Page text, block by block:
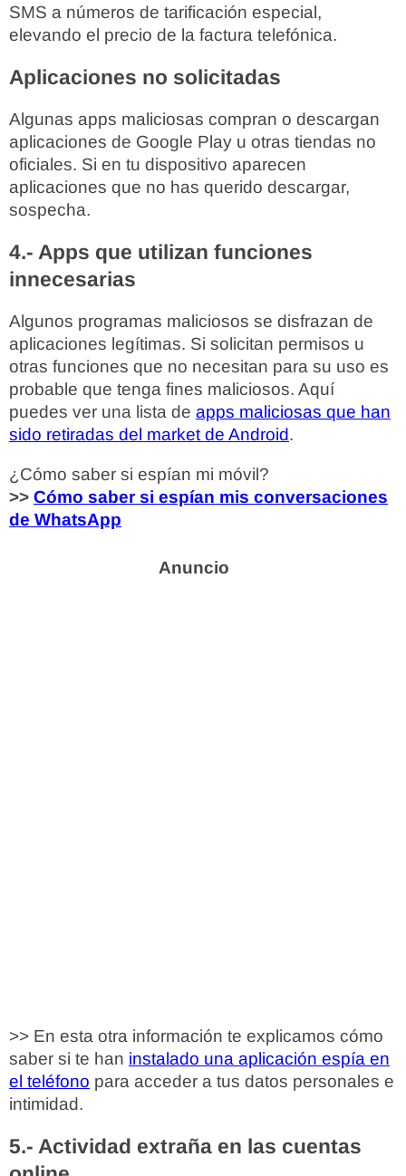
SMS a números de tarificación especial,
elevando el precio de la factura telefónica.
Aplicaciones no solicitadas
Algunas apps maliciosas compran o descargan
aplicaciones de Google Play u otras tiendas no
oficiales. Si en tu dispositivo aparecen
aplicaciones que no has querido descargar,
sospecha.
4.- Apps que utilizan funciones
innecesarias
Algunos programas maliciosos se disfrazan de
aplicaciones legítimas. Si solicitan permisos u
otras funciones que no necesitan para su uso es
probable que tenga fines maliciosos. Aquí
puedes ver una lista de apps maliciosas que han
sido retiradas del market de Android.
¿Cómo saber si espían mi móvil?
>> Cómo saber si espían mis conversaciones
de WhatsApp
>> En esta otra información te explicamos cómo
saber si te han instalado una aplicación espía en
el teléfono para acceder a tus datos personales e
intimidad.
5.- Actividad extraña en las cuentas